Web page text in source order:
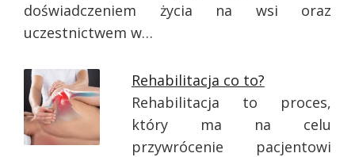
doświadczeniem życia na wsi oraz
uczestnictwem w…
Rehabilitacja co to?
Rehabilitacja to proces,
który ma na celu
przywrócenie pacjentowi